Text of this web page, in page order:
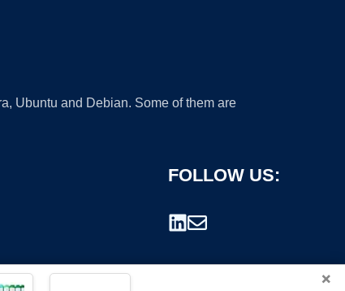
Ubuntu and Debian. Some of them are
FOLLOW US:
×